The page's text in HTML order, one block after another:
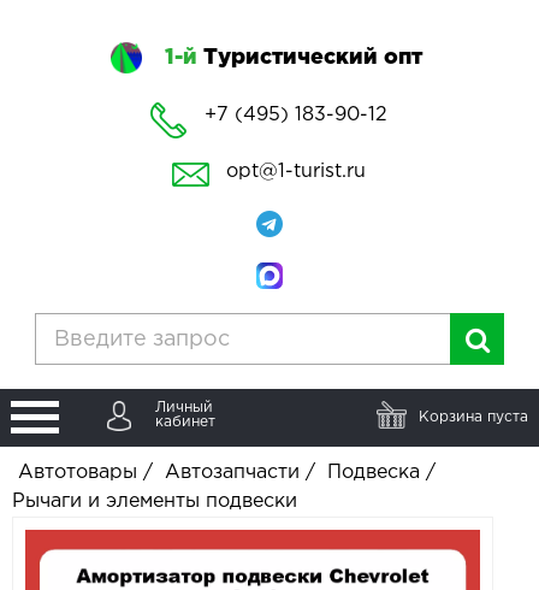
1-й Туристический опт
+7 (495) 183-90-12
opt@1-turist.ru
Личный
кабинет
Корзина пуста
Автотовары / Автозапчасти / Подвеска /
Рычаги и элементы подвески